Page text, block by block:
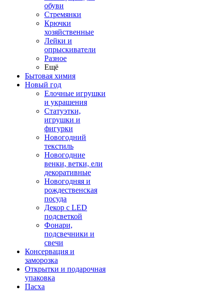
обуви
Стремянки
Крючки
хозяйственные
Лейки и
опрыскиватели
Разное
Ещё
Бытовая химия
Новый год
Елочные игрушки
и украшения
Статуэтки,
игрушки и
фигурки
Новогодний
текстиль
Новогодние
венки, ветки, ели
декоративные
Новогодняя и
рождественская
посуда
Декор с LED
подсветкой
Фонари,
подсвечники и
свечи
Консервация и
заморозка
Открытки и подарочная
упаковка
Пасха